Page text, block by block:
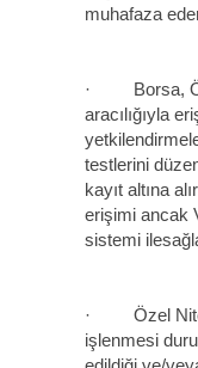
muhafaza
· Borsa,
aracılığıyla
testlerini
kayıt altına
erişimi ancak
sistemi
· Özel
işlenmesi